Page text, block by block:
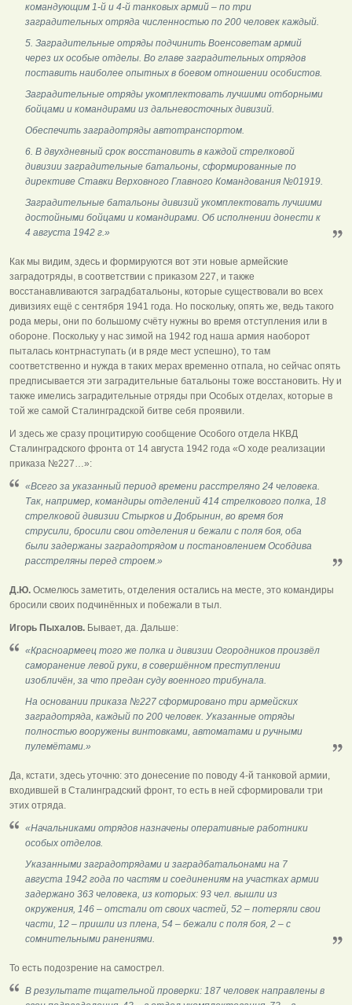
командующим 1-й и 4-й танковых армий – по три
заградительных отряда численностью по 200 человек каждый.
5. Заградительные отряды подчинить Военсоветам армий
через их особые отделы. Во главе заградительных отрядов
поставить наиболее опытных в боевом отношении особистов.
Заградительные отряды укомплектовать лучшими отборными
бойцами и командирами из дальневосточных дивизий.
Обеспечить заградотряды автотранспортом.
6. В двухдневный срок восстановить в каждой стрелковой
дивизии заградительные батальоны, сформированные по
директиве Ставки Верховного Главного Командования №01919.
Заградительные батальоны дивизий укомплектовать лучшими
достойными бойцами и командирами. Об исполнении донести к
4 августа 1942 г.»
Как мы видим, здесь и формируются вот эти новые армейские
заградотряды, в соответствии с приказом 227, и также
восстанавливаются заградбатальоны, которые существовали во всех
дивизиях ещё с сентября 1941 года. Но поскольку, опять же, ведь такого
рода меры, они по большому счёту нужны во время отступления или в
обороне. Поскольку у нас зимой на 1942 год наша армия наоборот
пыталась контрнаступать (и в ряде мест успешно), то там
соответственно и нужда в таких мерах временно отпала, но сейчас опять
предписывается эти заградительные батальоны тоже восстановить. Ну и
также имелись заградительные отряды при Особых отделах, которые в
той же самой Сталинградской битве себя проявили.
И здесь же сразу процитирую сообщение Особого отдела НКВД
Сталинградского фронта от 14 августа 1942 года «О ходе реализации
приказа №227…»:
«Всего за указанный период времени расстреляно 24 человека.
Так, например, командиры отделений 414 стрелкового полка, 18
стрелковой дивизии Стырков и Добрынин, во время боя
струсили, бросили свои отделения и бежали с поля боя, оба
были задержаны заградотрядом и постановлением Особдива
расстреляны перед строем.»
Д.Ю. Осмелюсь заметить, отделения остались на месте, это командиры
бросили своих подчинённых и побежали в тыл.
Игорь Пыхалов. Бывает, да. Дальше:
«Красноармеец того же полка и дивизии Огородников произвёл
саморанение левой руки, в совершённом преступлении
изобличён, за что предан суду военного трибунала.
На основании приказа №227 сформировано три армейских
заградотряда, каждый по 200 человек. Указанные отряды
полностью вооружены винтовками, автоматами и ручными
пулемётами.»
Да, кстати, здесь уточню: это донесение по поводу 4-й танковой армии,
входившей в Сталинградский фронт, то есть в ней сформировали три
этих отряда.
«Начальниками отрядов назначены оперативные работники
особых отделов.
Указанными заградотрядами и заградбатальонами на 7
августа 1942 года по частям и соединениям на участках армии
задержано 363 человека, из которых: 93 чел. вышли из
окружения, 146 – отстали от своих частей, 52 – потеряли свои
части, 12 – пришли из плена, 54 – бежали с поля боя, 2 – с
сомнительными ранениями.
То есть подозрение на самострел.
В результате тщательной проверки: 187 человек направлены в